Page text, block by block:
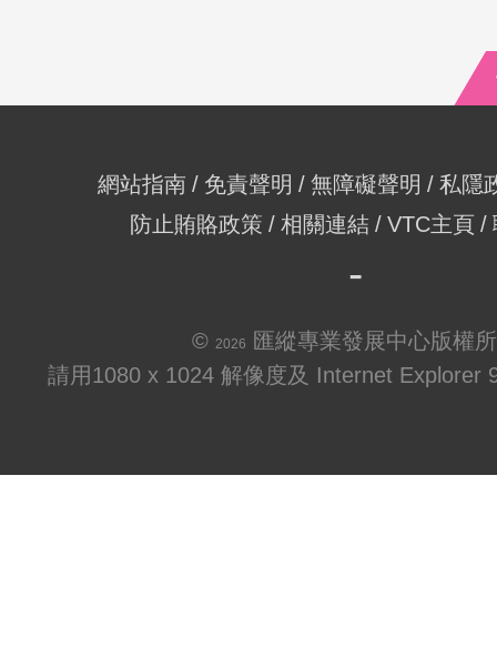
網站指南 免責聲明 無障礙聲明
私隱
防止賄賂政策
相關連結 VTC主頁
© 2026
匯縱專業發展中心版權
請用1080 x 1024 解像度及 Internet Explorer